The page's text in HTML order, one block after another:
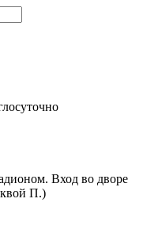
Вход во дворе
П.)